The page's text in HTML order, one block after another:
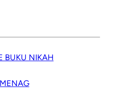
BUKU NIKAH